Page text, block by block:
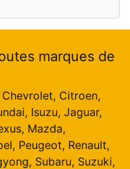
marques de
Citroen,
Isuzu, Jaguar,
Mazda,
Peugeot, Renault,
Subaru, Suzuki,